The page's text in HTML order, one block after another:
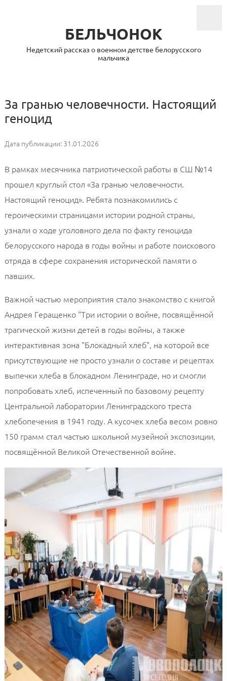
БЕЛЬЧОНОК
Недетский рассказ о военном детстве белорусского
мальчика
За гранью человечности. Настоящий
геноцид
Дата публикации: 31.01.2026
В рамках месячника патриотической работы в СШ №14
прошел круглый стол «За гранью человечности.
Настоящий геноцид». Ребята познакомились с
героическими страницами истории родной страны,
узнали о ходе уголовного дела по факту геноцида
белорусского народа в годы войны и работе поискового
отряда в сфере сохранения исторической памяти о
павших.
Важной частью мероприятия стало знакомство с книгой
Андрея Геращенко "Три истории о войне, посвящённой
трагической жизни детей в годы войны, а также
интерактивная зона "Блокадный хлеб", на которой все
присутствующие не просто узнали о составе и рецептах
выпечки хлеба в блокадном Ленинграде, но и смогли
попробовать хлеб, испеченный по базовому рецепту
Центральной лаборатории Ленинградского треста
хлебопечения в 1941 году. А кусочек хлеба весом ровно
150 грамм стал частью школьной музейной экспозиции,
посвящённой Великой Отечественной войне.